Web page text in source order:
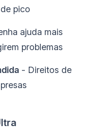
pico
ajuda mais
problemas
- Direitos de